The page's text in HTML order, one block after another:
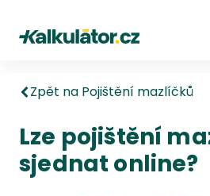
Kalkulátor.cz
Zpět na Pojištění mazlíčků
Lze pojištění
sjednat online?